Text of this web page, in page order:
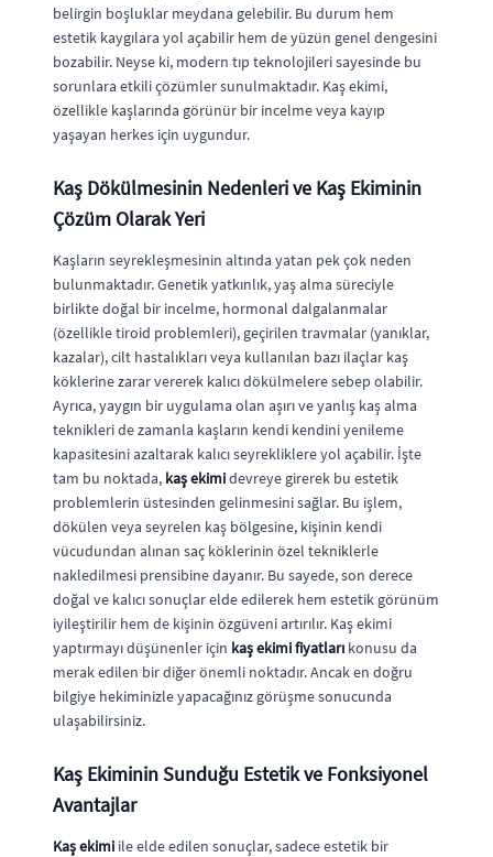
belirgin boşluklar meydana gelebilir. Bu durum hem
estetik kaygılara yol açabilir hem de yüzün genel dengesini
bozabilir. Neyse ki, modern tıp teknolojileri sayesinde bu
sorunlara etkili çözümler sunulmaktadır. Kaş ekimi,
özellikle kaşlarında görünür bir incelme veya kayıp
yaşayan herkes için uygundur.
Kaş Dökülmesinin Nedenleri ve Kaş Ekiminin
Çözüm Olarak Yeri
Kaşların seyrekleşmesinin altında yatan pek çok neden
bulunmaktadır. Genetik yatkınlık, yaş alma süreciyle
birlikte doğal bir incelme, hormonal dalgalanmalar
(özellikle tiroid problemleri), geçirilen travmalar (yanıklar,
kazalar), cilt hastalıkları veya kullanılan bazı ilaçlar kaş
köklerine zarar vererek kalıcı dökülmelere sebep olabilir.
Ayrıca, yaygın bir uygulama olan aşırı ve yanlış kaş alma
teknikleri de zamanla kaşların kendi kendini yenileme
kapasitesini azaltarak kalıcı seyrekliklere yol açabilir. İşte
tam bu noktada, kaş ekimidevreye girerek bu estetik
problemlerin üstesinden gelinmesini sağlar. Bu işlem,
dökülen veya seyrelen kaş bölgesine, kişinin kendi
vücudundan alınan saç köklerinin özel tekniklerle
nakledilmesi prensibine dayanır. Bu sayede, son derece
doğal ve kalıcı sonuçlar elde edilerek hem estetik görünüm
iyileştirilir hem de kişinin özgüveni artırılır. Kaş ekimi
yaptırmayı düşünenler için kaş ekimi fiyatları konusu da
merak edilen bir diğer önemli noktadır. Ancak en doğru
bilgiye hekiminizle yapacağınız görüşme sonucunda
ulaşabilirsiniz.
Kaş Ekiminin Sunduğu Estetik ve Fonksiyonel
Avantajlar
Kaş ekimi ile elde edilen sonuçlar, sadece estetik bir